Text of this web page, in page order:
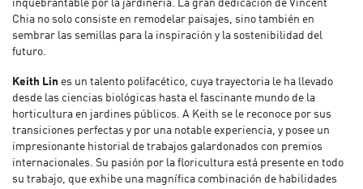
inquebrantable por la jardinería. La gran dedicación de Vincent
Chia no solo consiste en remodelar paisajes, sino también en
sembrar las semillas para la inspiración y la sostenibilidad del
futuro.
Keith Lin es un talento polifacético, cuya trayectoria le ha llevado
desde las ciencias biológicas hasta el fascinante mundo de la
horticultura en jardines públicos. A Keith se le reconoce por sus
transiciones perfectas y por una notable experiencia, y posee un
impresionante historial de trabajos galardonados con premios
internacionales. Su pasión por la floricultura está presente en todo
su trabajo, que exhibe una magnífica combinación de habilidades